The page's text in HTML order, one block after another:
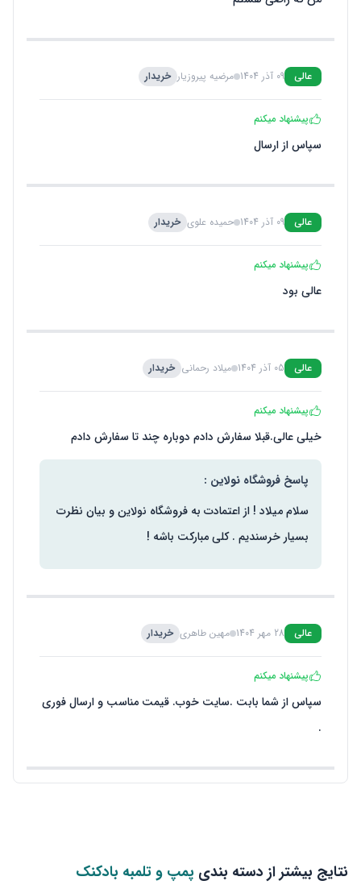
عالی 09 آذر 1404 مرضیه پیروزیار خریدار
پیشنهاد میکنم
سپاس از ارسال
عالی 09 آذر 1404 حمیده علوی خریدار
پیشنهاد میکنم
عالی بود
عالی 05 آذر 1404 میلاد رحمانی خریدار
پیشنهاد میکنم
خیلی عالی.قبلا سفارش دادم دوباره چند تا سفارش دادم
پاسخ فروشگاه نولاین :
سلام میلاد ! از اعتمادت به فروشگاه نولاین و بیان نظرت
بسیار خرسندیم . کلی مبارکت باشه !
عالی 28 مهر 1404 مهین طاهری خریدار
پیشنهاد میکنم
سپاس از شما بابت .سایت خوب. قیمت مناسب و ارسال فوری
.
نتایج بیشتر از دسته بندی پمپ و تلمبه بادکنک